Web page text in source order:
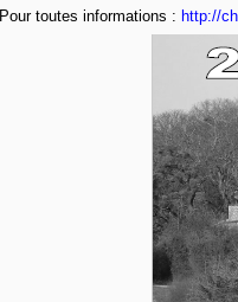
Pour toutes informations : http://